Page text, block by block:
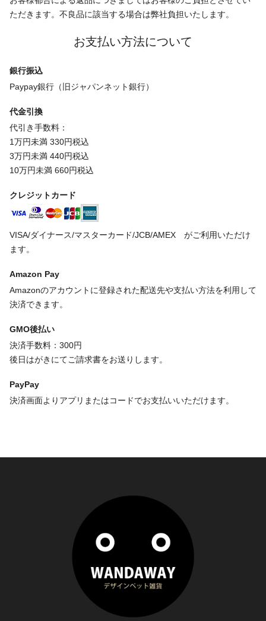
ただきます。不良品に該当する場合は弊社負担いたします。
お支払い方法について
銀行振込
Paypay銀行（旧ジャパンネット銀行）
代金引換
代引き手数料：
1万円未満 330円税込
3万円未満 440円税込
10万円未満 660円税込
クレジットカード
VISA/ダイナース/マスターカード/JCB/AMEX がご利用いただけ
ます。
Amazon Pay
Amazonのアカウントに登録された配送先や支払い方法を利用して
決済できます。
GMO後払い
決済手数料：300円
後日はがきにてご請求書をお送りします。
PayPay
決済画面よりアプリまたはコードでお支払いいただけます。